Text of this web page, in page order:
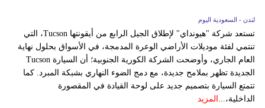
لندن - السعودية اليوم
تستعد شركة "هيونداي" لإطلاق الجيل الرابع من أيقونتها Tucson، التي
تنتمي لفئة موديلات الأراضي الوعرة المدمجة، في الأسواق بحلول نهاية
العام الجاري، وأوضحت الشركة الكورية الجنوبية؛ أن السيارة Tucson
الجديدة تظهر بملامح جديدة، مع دمج الضوء النهاري بشبكة المبرد. كما
تتمتع السيارة بتصميم جديد على لوحة القيادة في المقصورة
الداخلية،... المزيد